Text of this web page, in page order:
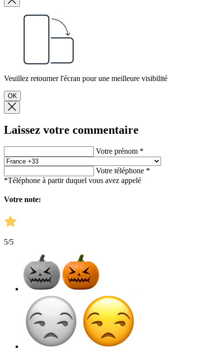
Veuillez retourner l'écran pour une meilleure visibilité
OK
Laissez votre commentaire
Votre prénom *
Votre téléphone *
*Téléphone à partir duquel vous avez appelé
Votre note:
5/5